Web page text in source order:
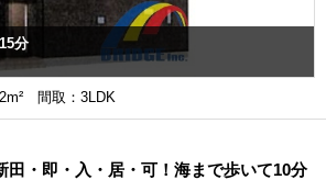
分
間取：3LDK
・即・入・居・可！海まで歩いて10分